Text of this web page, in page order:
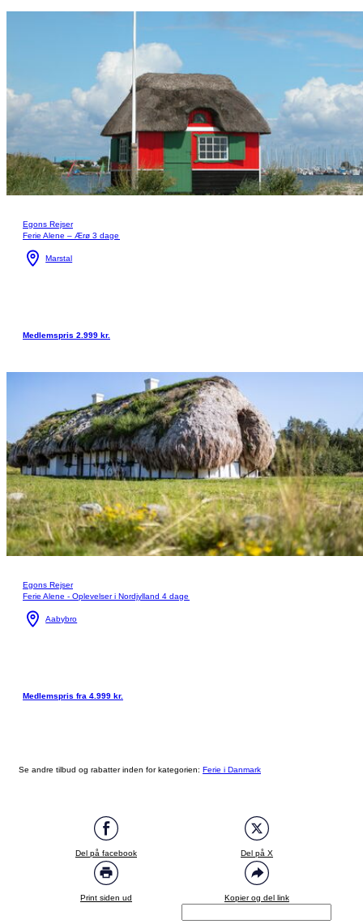
Egons Rejser
Ferie Alene – Ærø 3 dage
Marstal
Medlemspris 2.999 kr.
Egons Rejser
Ferie Alene - Oplevelser i Nordjylland 4 dage
Aabybro
Medlemspris fra 4.999 kr.
Se andre tilbud og rabatter inden for kategorien: Ferie i Danmark
Del på facebook Del på X
Print siden ud Kopier og del link